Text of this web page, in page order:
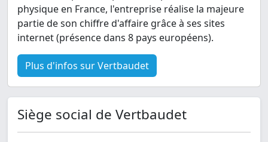
physique en France, l'entreprise réalise la majeure
partie de son chiffre d'affaire grâce à ses sites
internet (présence dans 8 pays européens).
Plus d'infos sur Vertbaudet
Siège social de Vertbaudet